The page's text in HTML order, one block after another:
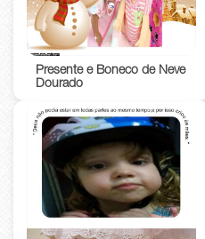
Presente e Boneco de Neve
Dourado